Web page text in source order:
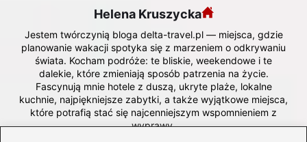
Helena Kruszycka
Jestem twórczynią bloga delta-travel.pl — miejsca, gdzie
planowanie wakacji spotyka się z marzeniem o odkrywaniu
świata. Kocham podróże: te bliskie, weekendowe i te
dalekie, które zmieniają sposób patrzenia na życie.
Fascynują mnie hotele z duszą, ukryte plaże, lokalne
kuchnie, najpiękniejsze zabytki, a także wyjątkowe miejsca,
które potrafią stać się najcenniejszym wspomnieniem z
wyprawy.